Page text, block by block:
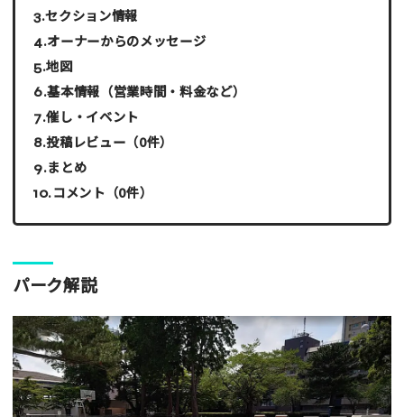
セクション情報
オーナーからのメッセージ
地図
基本情報（営業時間・料金など）
催し・イベント
投稿レビュー（0件）
まとめ
コメント（0件）
パーク解説